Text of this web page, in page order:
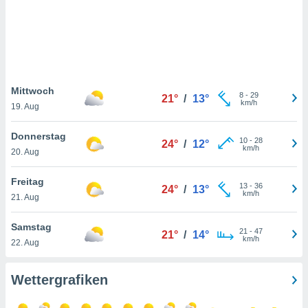
können
von
und
Sie
Mittwoch
19. Aug
21° / 13° 8- 29
km/h
Donnerstag
20. Aug
24° / 12° 10- 28
km/h
Freitag
21. Aug
24° / 13° 13- 36
km/h
Samstag
22. Aug
21° / 14° 21 - 47
km/h
Wettergrafiken